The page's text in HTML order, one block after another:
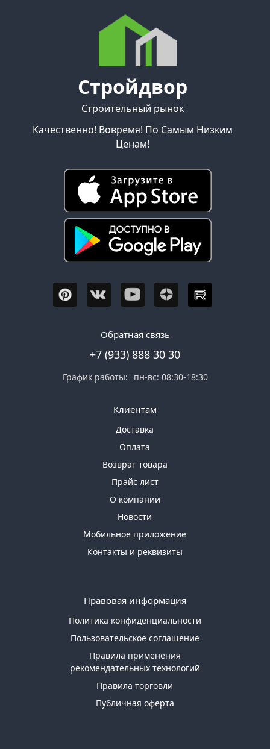
Стройдвор
Строительный рынок
Качественно! Вовремя! По Самым Низким
Ценам!
Обратная связь
+7 (933) 888 30 30
График работы: пн-вс: 08:30-18:30
Клиентам
Доставка
Оплата
Возврат товара
Прайс лист
О компании
Новости
Мобильное приложение
Контакты и реквизиты
Правовая информация
Политика конфиденциальности
Пользовательское соглашение
Правила применения
рекомендательных технологий
Правила торговли
Публичная оферта